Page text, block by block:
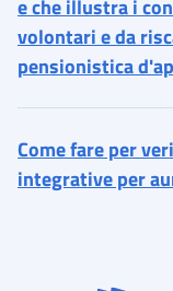
e che illustra i
volontari e da
pensionistica
Come fare per
integrative per